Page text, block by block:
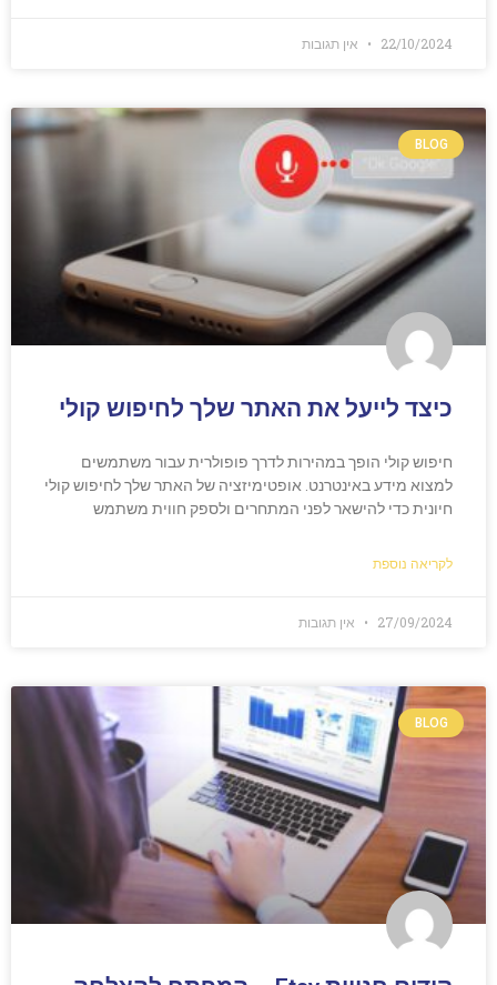
22/10/2024 אין תגובות
BLOG
כיצד לייעל את האתר שלך לחיפוש קולי
חיפוש קולי הופך במהירות לדרך פופולרית עבור משתמשים
למצוא מידע באינטרנט. אופטימיזציה של האתר שלך לחיפוש קולי
חיונית כדי להישאר לפני המתחרים ולספק חווית משתמש
לקריאה נוספת
27/09/2024 אין תגובות
BLOG